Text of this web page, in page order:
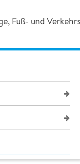
Fuß- und